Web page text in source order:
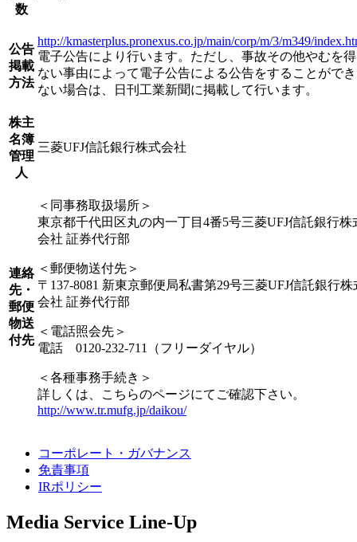
数
公告
掲載
方法
http://kmasterplus.pronexus.co.jp/main/corp/m/3/m349/
電子公告により行います。ただし、事故その他やむを得
ない事由によって電子公告による公告をすることができ
ない場合は、日刊工業新聞に掲載して行います。
株主
名簿
管理
人
三菱UFJ信託銀行株式会社
連絡
先・
郵便
物送
付先
＜同事務取扱場所＞
東京都千代田区丸の内一丁目4番5号三菱UFJ信託銀行株
会社 証券代行部
＜郵便物送付先＞
〒137-8081 新東京郵便局私書第29号三菱UFJ信託銀行株
会社 証券代行部
＜電話照会先＞
電話 0120-232-711（フリーダイヤル）
＜各種事務手続き＞
詳しくは、こちらのページにてご確認下さい。
http://www.tr.mufg.jp/daikou/
コーポレート・ガバナンス
免責事項
IRポリシー
Media Service Line-Up